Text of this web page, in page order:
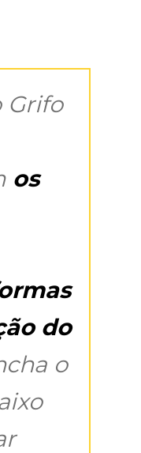
Grifo
os
do
o